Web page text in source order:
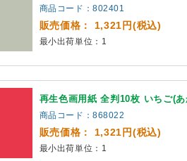
商品コード：802401
販売価格： 1,321円(税込)
最小出荷単位：1
再生色画用紙 全判10枚 いちご(
商品コード：868022
販売価格： 1,321円(税込)
最小出荷単位：1